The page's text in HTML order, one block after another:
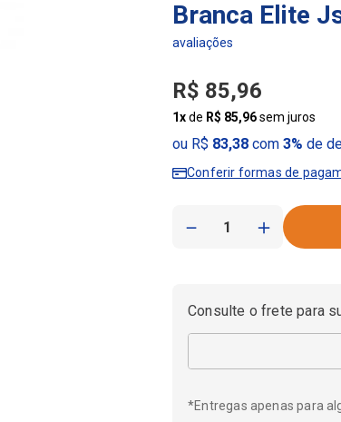
Branca Elite
R$ 85,96
1xde R$ 85,96sem juros
ou R$ 83,38 com3% de
Conferir formas de
＋
－
Consulte o frete para
*Entregas apenas para